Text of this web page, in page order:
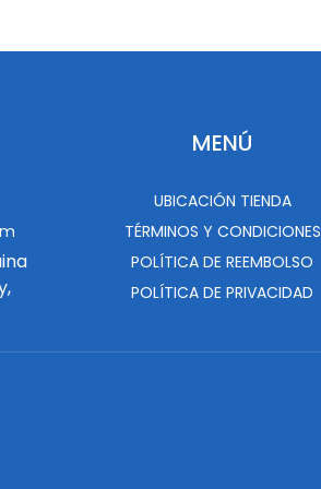
MENÚ
UBICACIÓN TIENDA
TÉRMINOS Y CONDICIONES
POLÍTICA DE REEMBOLSO
POLÍTICA DE PRIVACIDAD